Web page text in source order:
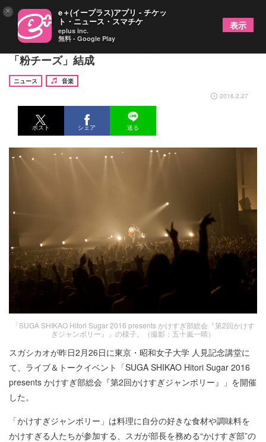
スガシカオ＆高橋優、“かけすぎ部総会”でユニット
「粉チーズ」結成
ニュース
音楽
2016.2.27
ポスト シェア 送る
「SUGA SHIKAO Hitori Sugar 2016 presents かけすぎ部総会『第2回かけす
ぎジャンボリー』」の様子。（撮影：五十嵐一晴）
スガシカオが昨日2月26日に東京・昭和女子大学 人見記念講堂に
て、ライブ＆トークイベント「SUGA SHIKAO Hitori Sugar 2016
presents かけすぎ部総会『第2回かけすぎジャンボリー』」を開催
した。
「かけすぎジャンボリー」は料理に自分の好きな食材や調味料を
かけすぎる人たちが参加する、スガが部長を務める“かけすぎ部”の
× e＋(イープラス)アプリ - チケッ
ト・ニュース・スマチケ
eplus inc.
無料 - Google Play
表示